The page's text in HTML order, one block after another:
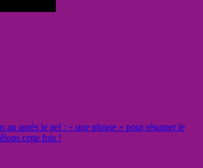
an après le gel : « une phrase » pour résumer le
cette fois !